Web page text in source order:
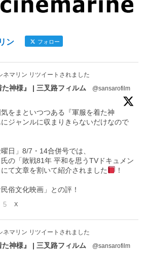
ン フォロー
ネマリン リツイートされました
神様』 | 三叉路フィルム
@sansarofilm
気をまといつつある『軍服を着た神
ジャンルに収まりきらないだけなので
日」8/7・14合併号では、
の「敗戦81年 平和を思うTVドキュメン
て文章を割いて紹介されました
！
民俗文化映画」との評！
5 X
ネマリン リツイートされました
神様』 | 三叉路フィルム @sansarofilm